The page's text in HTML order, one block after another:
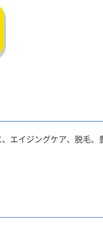
エイジングケア、脱毛、